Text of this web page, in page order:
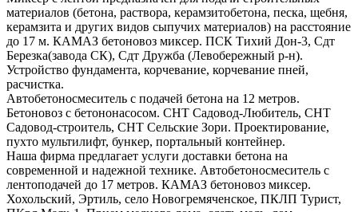
материалов (бетона, раствора, керамзитобетона, песка, щебня,
керамзита и других видов сыпучих материалов) на расстояние
до 17 м. КАМАЗ бетоновоз миксер. ПСК Тихий Дон-3, Сдт
Березка(завода СК), Сдт Дружба (Левобережный р-н).
Устройство фундамента, корчевание, корчевание пней,
расчистка.
Автобетоносмеситель с подачей бетона на 12 метров.
Бетоновоз с бетононасосом. СНТ Садовод-Любитель, СНТ
Садовод-строитель, СНТ Сельские Зори. Проектирование,
пухто мультилифт, бункер, портальный контейнер.
Наша фирма предлагает услуги доставки бетона на
современной и надежной технике. Автобетоносмеситель с
лентоподачей до 17 метров. КАМАЗ бетоновоз миксер.
Хохольский, Эртиль, село Новогремяченское, ПКЛП Турист,